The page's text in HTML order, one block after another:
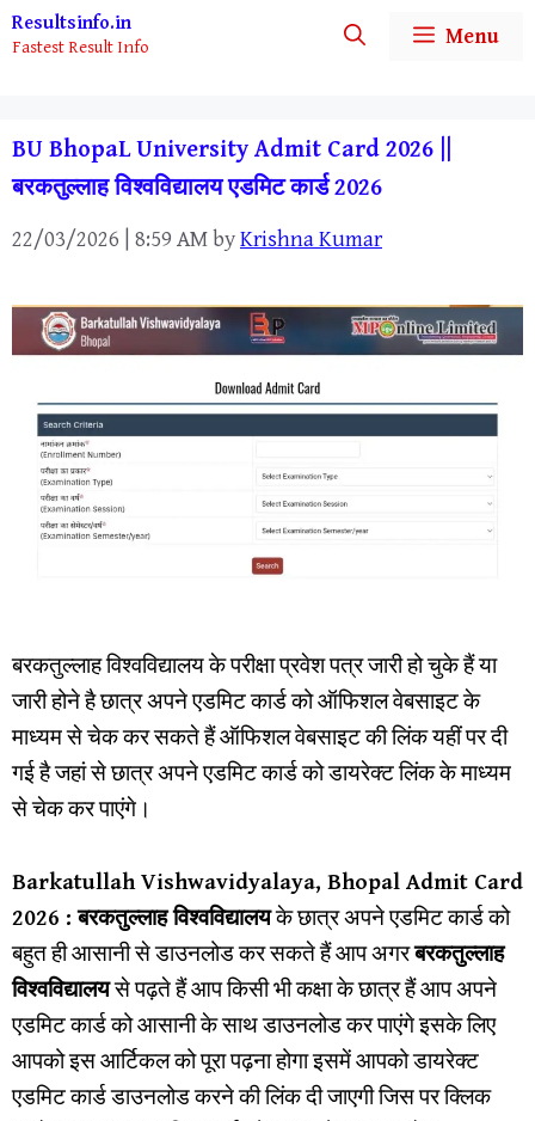
Skip
to
Resultsinfo.in
Fastest Result Info Menu
BU BhopaL University Admit Card 2026 ||
बरकतुल्लाह विश्वविद्यालय एडमिट कार्ड 2026
22/03/2026 | 8:59 AMbyKrishna Kumar
बरकतुल्लाह विश्वविद्यालय के परीक्षा प्रवेश पत्र जारी हो चुके हैं या
जारी होने है छात्र अपने एडमिट कार्ड को ऑफिशल वेबसाइट के
माध्यम से चेक कर सकते हैं ऑफिशल वेबसाइट की लिंक यहीं पर दी
गई है जहां से छात्र अपने एडमिट कार्ड को डायरेक्ट लिंक के माध्यम
से चेक कर पाएंगे।
Barkatullah Vishwavidyalaya, Bhopal Admit Card
2026 : बरकतुल्लाह विश्वविद्यालयके छात्र अपने एडमिट कार्ड को
बहुत ही आसानी से डाउनलोड कर सकते हैं आप अगरबरकतुल्लाह
विश्वविद्यालयसे पढ़ते हैं आप किसी भी कक्षा के छात्र हैं आप अपने
एडमिट कार्ड को आसानी के साथ डाउनलोड कर पाएंगे इसके लिए
आपको इस आर्टिकल को पूरा पढ़ना होगा इसमें आपको डायरेक्ट
एडमिट कार्ड डाउनलोड करने की लिंक दी जाएगी जिस पर क्लिक